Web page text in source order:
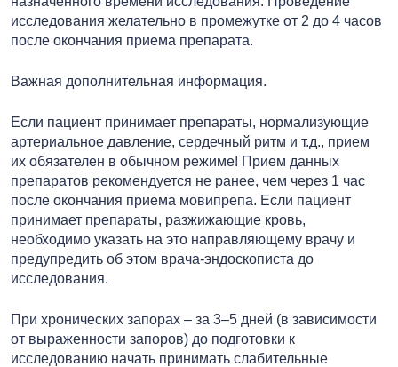
исследования желательно в промежутке от 2 до 4 часов
после окончания приема препарата.
Важная дополнительная информация.
Если пациент принимает препараты, нормализующие
артериальное давление, сердечный ритм и т.д., прием
их обязателен в обычном режиме! Прием данных
препаратов рекомендуется не ранее, чем через 1 час
после окончания приема мовипрепа. Если пациент
принимает препараты, разжижающие кровь,
необходимо указать на это направляющему врачу и
предупредить об этом врача-эндоскописта до
исследования.
При хронических запорах – за 3–5 дней (в зависимости
от выраженности запоров) до подготовки к
исследованию начать принимать слабительные